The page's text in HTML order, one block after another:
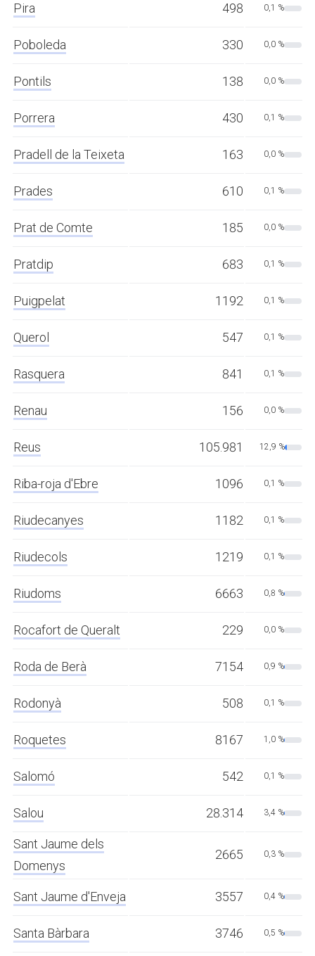
Pira 498 0,1 %
Poboleda 330 0,0 %
Pontils 138 0,0 %
Porrera 430 0,1 %
Pradell de la Teixeta 163 0,0 %
Prades 610 0,1 %
Prat de Comte 185 0,0 %
Pratdip 683 0,1 %
Puigpelat 1192 0,1 %
Querol 547 0,1 %
Rasquera 841 0,1 %
Renau 156 0,0 %
Reus 105.981 12,9 %
Riba-roja d'Ebre 1096 0,1 %
Riudecanyes 1182 0,1 %
Riudecols 1219 0,1 %
Riudoms 6663 0,8 %
Rocafort de Queralt 229 0,0 %
Roda de Berà 7154 0,9 %
Rodonyà 508 0,1 %
Roquetes 8167 1,0 %
Salomó 542 0,1 %
Salou 28.314 3,4 %
Sant Jaume dels
Domenys
2665 0,3 %
Sant Jaume d'Enveja 3557 0,4 %
Santa Bàrbara 3746 0,5 %